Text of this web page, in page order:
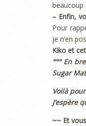
beaucoup
– Enfin,
Pour
je n’en
Kiko et
°°° En
Sugar
Voilà
J’espère
~~ Et